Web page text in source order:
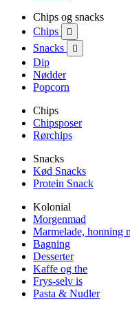
Chips og snacks
Chips

Snacks 
Dip
Nødder
Popcorn
Chips
Chipsposer
Rørchips
Snacks
Kød Snacks
Protein Snack
Kolonial
Morgenmad
Marmelade, honning
Bagning
Desserter
Kaffe og the
Frys-selv is
Pasta & Nudler